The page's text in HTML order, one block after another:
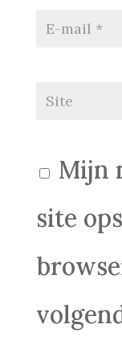
Mijn
site